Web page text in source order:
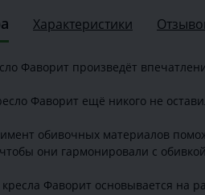
Характеристики
Фаворит произведёт
Фаворит ещё никого не
обивочных материалов
они гармонировали с
Фаворит основывается на